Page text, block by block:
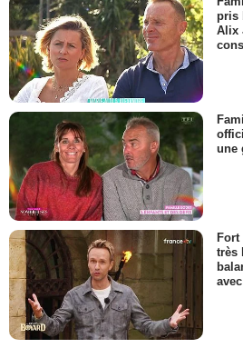
pris
Alix
une
Fort
très